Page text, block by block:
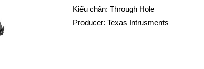
Kiểu chân: Through Hole
Producer: Texas Intrusments